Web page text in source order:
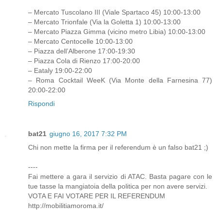
– Mercato Tuscolano III (Viale Spartaco 45) 10:00-13:00
– Mercato Trionfale (Via la Goletta 1) 10:00-13:00
– Mercato Piazza Gimma (vicino metro Libia) 10:00-13:00
– Mercato Centocelle 10:00-13:00
– Piazza dell’Alberone 17:00-19:30
– Piazza Cola di Rienzo 17:00-20:00
– Eataly 19:00-22:00
– Roma Cocktail WeeK (Via Monte della Farnesina 77)
20:00-22:00
Rispondi
bat21 giugno 16, 2017 7:32 PM
Chi non mette la firma per il referendum è un falso bat21 ;)
----
Fai mettere a gara il servizio di ATAC. Basta pagare con le
tue tasse la mangiatoia della politica per non avere servizi.
VOTA E FAI VOTARE PER IL REFERENDUM
http://mobilitiamoroma.it/